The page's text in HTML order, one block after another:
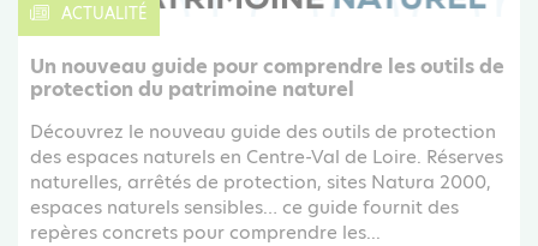
ACTUALITÉ
Un nouveau guide pour comprendre les outils de
protection du patrimoine naturel
Découvrez le nouveau guide des outils de protection
des espaces naturels en Centre-Val de Loire. Réserves
naturelles, arrêtés de protection, sites Natura 2000,
espaces naturels sensibles… ce guide fournit des
repères concrets pour comprendre les...